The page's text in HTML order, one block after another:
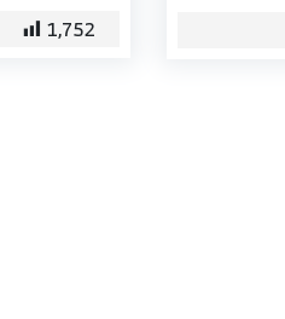
1,752